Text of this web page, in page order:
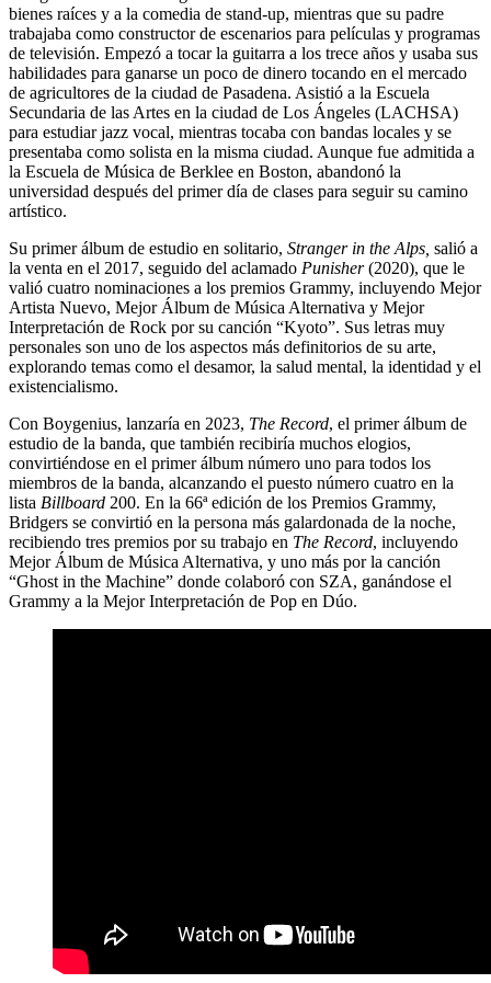
bienes raíces y a la comedia de stand-up, mientras que su padre
trabajaba como constructor de escenarios para películas y programas
de televisión. Empezó a tocar la guitarra a los trece años y usaba sus
habilidades para ganarse un poco de dinero tocando en el mercado
de agricultores de la ciudad de Pasadena. Asistió a la Escuela
Secundaria de las Artes en la ciudad de Los Ángeles (LACHSA)
para estudiar jazz vocal, mientras tocaba con bandas locales y se
presentaba como solista en la misma ciudad. Aunque fue admitida a
la Escuela de Música de Berklee en Boston, abandonó la
universidad después del primer día de clases para seguir su camino
artístico.
Su primer álbum de estudio en solitario, Stranger in the Alps, salió a
la venta en el 2017, seguido del aclamado Punisher(2020), que le
valió cuatro nominaciones a los premios Grammy, incluyendo Mejor
Artista Nuevo, Mejor Álbum de Música Alternativa y Mejor
Interpretación de Rock por su canción “Kyoto”. Sus letras muy
personales son uno de los aspectos más definitorios de su arte,
explorando temas como el desamor, la salud mental, la identidad y el
existencialismo.
Con Boygenius, lanzaría en 2023, The Record, el primer álbum de
estudio de la banda, que también recibiría muchos elogios,
convirtiéndose en el primer álbum número uno para todos los
miembros de la banda, alcanzando el puesto número cuatro en la
lista Billboard 200. En la 66ª edición de los Premios Grammy,
Bridgers se convirtió en la persona más galardonada de la noche,
recibiendo tres premios por su trabajo en The Record, incluyendo
Mejor Álbum de Música Alternativa, y uno más por la canción
“Ghost in the Machine” donde colaboró con SZA, ganándose el
Grammy a la Mejor Interpretación de Pop en Dúo.